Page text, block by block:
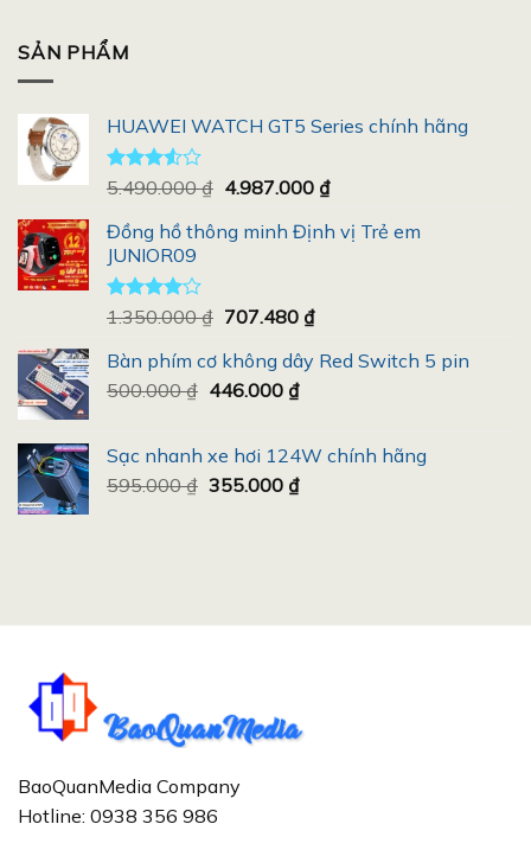
SẢN PHẨM
HUAWEI WATCH GT5 Series chính hãng
Được
hạng
3.50 5
sao
5.490.000₫ Giá
là:
4.987.000 ₫Giá
tại
Đồng hồ thông minh Định vị Trẻ em
JUNIOR09
Được
4.00
sao
1.350.000₫ Giá
là:
1.350.000 ₫.
707.480 ₫Giá
tại
Bàn phím cơ không dây Red Switch 5 pin
500.000₫ Giá
500.000 ₫.
446.000 ₫Giá
là:
446.000 ₫.
Sạc nhanh xe hơi 124W chính hãng
595.000₫ Giá
355.000 ₫Giá
BaoQuanMedia Company
Hotline: 0938 356 986